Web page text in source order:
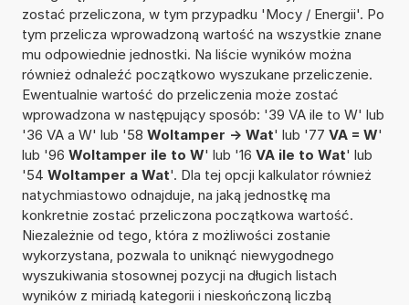
zostać przeliczona, w tym przypadku 'Mocy / Energii'. Po
tym przelicza wprowadzoną wartość na wszystkie znane
mu odpowiednie jednostki. Na liście wyników można
również odnaleźć początkowo wyszukane przeliczenie.
Ewentualnie wartość do przeliczenia może zostać
wprowadzona w następujący sposób: '39 VA ile to W' lub
'36 VA a W' lub '58 Woltamper -> Wat' lub '77 VA = W'
lub '96 Woltamper ile to W' lub '16 VA ile to Wat' lub
'54 Woltamper a Wat'. Dla tej opcji kalkulator również
natychmiastowo odnajduje, na jaką jednostkę ma
konkretnie zostać przeliczona początkowa wartość.
Niezależnie od tego, która z możliwości zostanie
wykorzystana, pozwala to uniknąć niewygodnego
wyszukiwania stosownej pozycji na długich listach
wyników z miriadą kategorii i nieskończoną liczbą